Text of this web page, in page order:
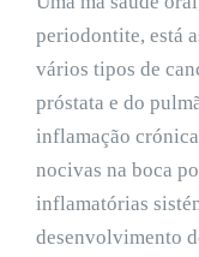
periodontite, está
vários tipos de
próstata e do
inflamação
nocivas na boca
inflamatórias
desenvolvimento